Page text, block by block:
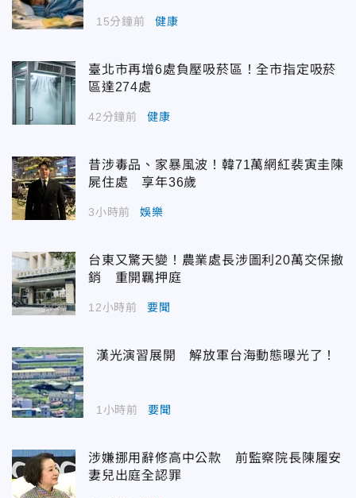
15分鐘前 健康
臺北市再增6處負壓吸菸區！全市指定吸菸
區達274處
42分鐘前 健康
昔涉毒品、家暴風波！韓71萬網紅裴寅圭陳
屍住處 享年36歲
3小時前 娛樂
台東又驚天變！農業處長涉圖利20萬交保撤
銷 重開羈押庭
12小時前 要聞
漢光演習展開 解放軍台海動態曝光了！
1小時前 要聞
涉嫌挪用辭修高中公款 前監察院長陳履安
妻兒出庭全認罪